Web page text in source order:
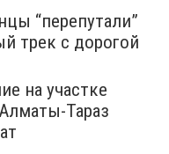
“перепутали”
трек с дорогой
на участке
Тараз